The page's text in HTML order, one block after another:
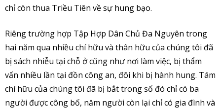
chỉ còn thua Triều Tiên về sự hung bạo.
Riêng trường hợp Tập Hợp Dân Chủ Đa Nguyên trong
hai năm qua nhiều chí hữu và thân hữu của chúng tôi đã
bị sách nhiễu tại chỗ ở cũng như nơi làm việc, bị thẩm
vấn nhiều lần tại đồn công an, đôi khi bị hành hung. Tám
chí hữu của chúng tôi đã bị bắt trong số đó chỉ có ba
người được công bố, năm người còn lại chỉ có gia đình và